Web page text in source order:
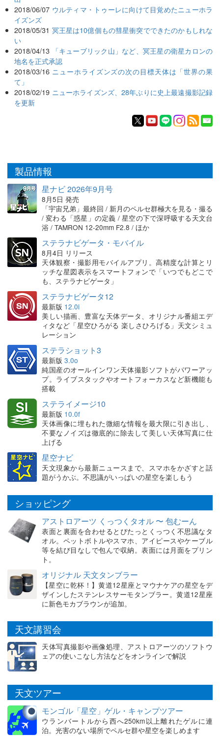
2018/06/07 ウルティマ・トゥーレに向けて目覚めたニューホラ
イズンズ
2018/05/31 冥王星は10億個もの彗星衝突でできたのかもしれな
い
2018/04/13
「キューブリック山」など、冥王星の衛星カロンの
地名を正式承認
2018/03/16 ニューホライズンズの次の目標天体は「世界の果
て」
2018/02/19 ニューホライズンズ、28年ぶりに史上最遠撮影記録
を更新
製品情報
星ナビ 2026年9月号
8月5日 発売
「宇宙兄弟」最終回 / 新月のペルセ群極大を見る・撮る
/ 変わる「惑星」の定義 / 星空の下で深呼吸する天文台
浴 / TAMRON 12-20mm F2.8 / ほか
ステラナビゲータ・モバイル
8月4日 リリース
天体観察・撮影用モバイルアプリ。高精度な計算とリ
ッチな星図表示をスマートフォンで「いつでもどこで
も、ステラナビゲータ」
ステラナビゲータ12
最新版 12.0i
美しい描画、豊富な天体データ、オリジナル番組エデ
ィタなど「星空ひろがる 楽しさひろげる」天文シミュ
レーション
ステラショット3
最新版 3.0o
純国産のオールインワン天体撮影ソフトがパワーアッ
プ。ライブスタックやオートフォーカスなど新機能も
搭載
ステライメージ10
最新版 10.0f
天体画像に埋もれた微細な情報を最大限に引き出し、
不要なノイズは徹底的に除去して美しい天体写真に仕
上げる
星空ナビ
天文現象から最新ニュースまで、スマホをかざすと話
題がうかぶ。不思議がいっぱいの星空を楽しもう
ショッピング
アストロアーツ くっつくタオル 〜 包むーん
表面と裏面を合わせるとぴたっとくっつく不思議なタ
オル。ペットボトルやスマホ、アイピースやケーブル
等を結び目なしで包んで収納。表面には月面をプリン
ト。
オリジナル 天文タンブラー
【星空に乾杯！】黄道12星座とマウナケアの星空をデ
ザインしたステンレスサーモタンブラー。黄道12星座
に新色モカブラウンが追加。
天文講習会
天体写真撮影や画像処理、アストロアーツのソフトウ
ェアの使いこなし方法などをオンラインで解説
天文ツアー
モンゴル「星空」ゲル・キャンプツアー
ウランバートルから西へ250km以上離れたゲルに連
泊。光害のない場所でペルセ群や星空を楽しめます